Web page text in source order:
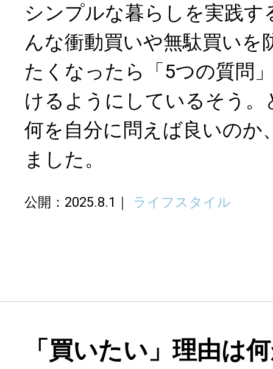
シンプルな暮らしを実践す
んな衝動買いや無駄買いを
たくなったら「5つの質問
けるようにしているそう
何を自分に問えば良いのか
ました。
公開：2025.8.1 ライフスタイル
「買いたい」理由は